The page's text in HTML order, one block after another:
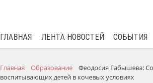
ГЛАВНАЯ ЛЕНТА НОВОСТЕЙ СОБЫТИЯ
Главная Образование
Феодосия Габышева:
воспитывающих детей в кочевых условиях